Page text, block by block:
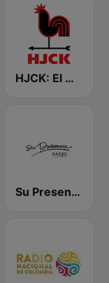
HJCK: El mundo en Bogotá
Su Presencia